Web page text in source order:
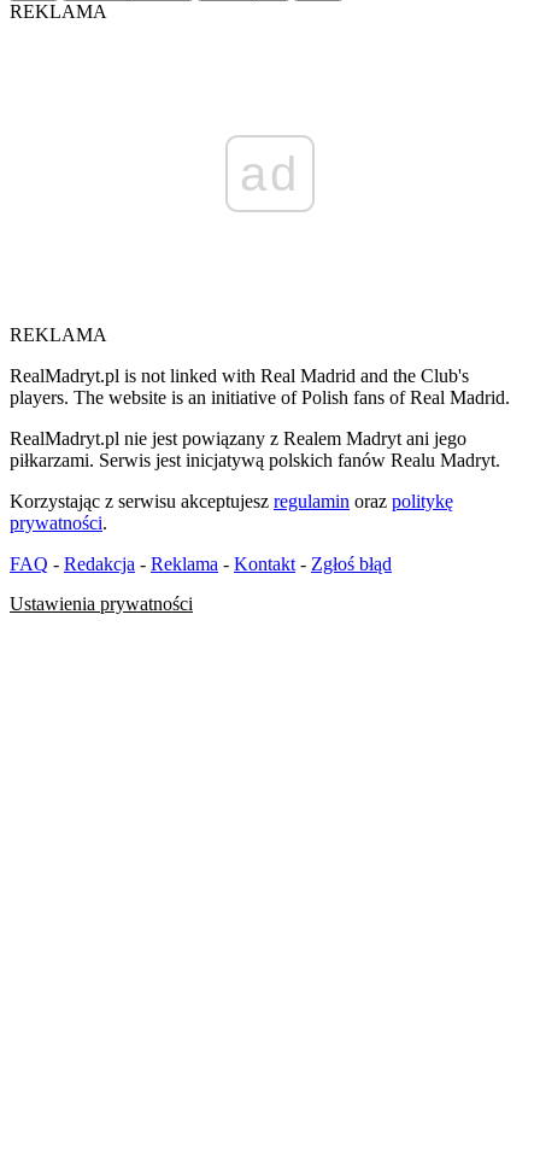
REKLAMA
ad
REKLAMA
RealMadryt.pl is not linked with Real Madrid and the Club's
players. The website is an initiative of Polish fans of Real Madrid.
RealMadryt.pl nie jest powiązany z Realem Madryt ani jego
piłkarzami. Serwis jest inicjatywą polskich fanów Realu Madryt.
Korzystając z serwisu akceptujesz regulamin oraz politykę
prywatności.
FAQ - Redakcja - Reklama - Kontakt - Zgłoś błąd
Ustawienia prywatności